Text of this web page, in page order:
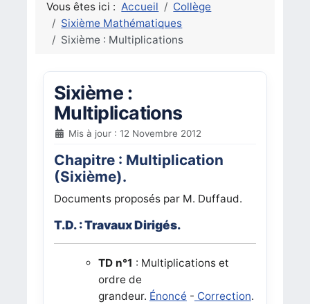
Vous êtes ici : Accueil
Collège
Sixième Mathématiques
Sixième : Multiplications
Sixième :
Multiplications
Mis à jour : 12 Novembre 2012
Chapitre : Multiplication
(Sixième).
Documents proposés par M. Duffaud.
T.D. : Travaux Dirigés.
TD n°1 : Multiplications et
ordre de
grandeur. Énoncé - Correction.